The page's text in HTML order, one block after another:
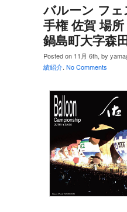
バルーン フ
手権 佐賀 場
鍋島町大字森
Posted on 11月 6th, by
績紹介. No Comments